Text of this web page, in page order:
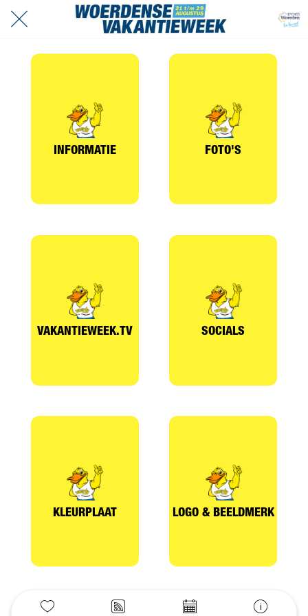
INFORMATIE FOTO'S
VAKANTIEWEEK.TV SOCIALS
KLEURPLAAT LOGO & BEELDMERK